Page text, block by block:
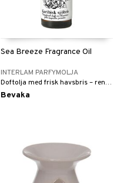
Sea Breeze Fragrance Oil
INTERLAM PARFYMOLJA
Doftolja med frisk havsbris – ren, uppiggande och lugnande.
Bevaka